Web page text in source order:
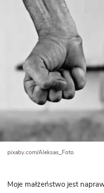
pixaby.com/Aleksas_Foto
Moje małżeństwo jest